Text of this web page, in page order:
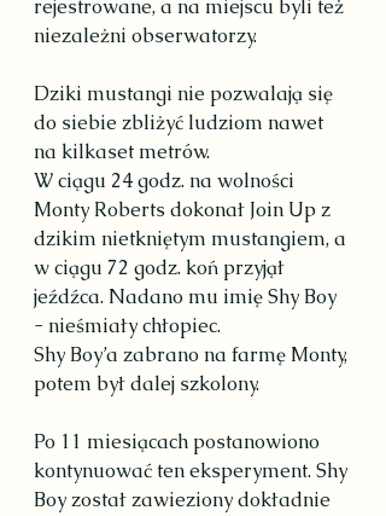
rejestrowane, a na miejscu byli też
niezależni obserwatorzy.
Dziki mustangi nie pozwalają się
do siebie zbliżyć ludziom nawet
na kilkaset metrów.
W ciągu 24 godz. na wolności
Monty Roberts dokonał Join Up z
dzikim nietkniętym mustangiem, a
w ciągu 72 godz. koń przyjął
jeźdźca. Nadano mu imię Shy Boy
- nieśmiały chłopiec.
Shy Boy’a zabrano na farmę Monty,
potem był dalej szkolony.
Po 11 miesiącach postanowiono
kontynuować ten eksperyment. Shy
Boy został zawieziony dokładnie